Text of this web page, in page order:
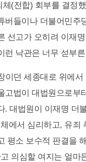
(전합) 회부를 결정
들이나 더불어민주
선고가 오히려 이재
런 낙관은 너무 섣부
이던 세종대로 위에
고법이 대법원으로부
. 대법원이 이재명 더
에서 심리하고, 유죄
평소 보수적 판결을
의심할 여지는 얼마